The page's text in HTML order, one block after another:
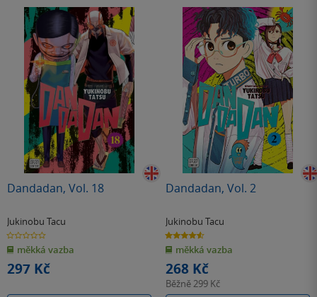
Dandadan, Vol. 18
Jukinobu Tacu
0.0
z
5
hvězdiček
měkká vazba
297 Kč
Dandadan, Vol. 2
Jukinobu Tacu
4.6
z
5
hvězdiček
měkká vazba
268 Kč
Běžně299 Kč